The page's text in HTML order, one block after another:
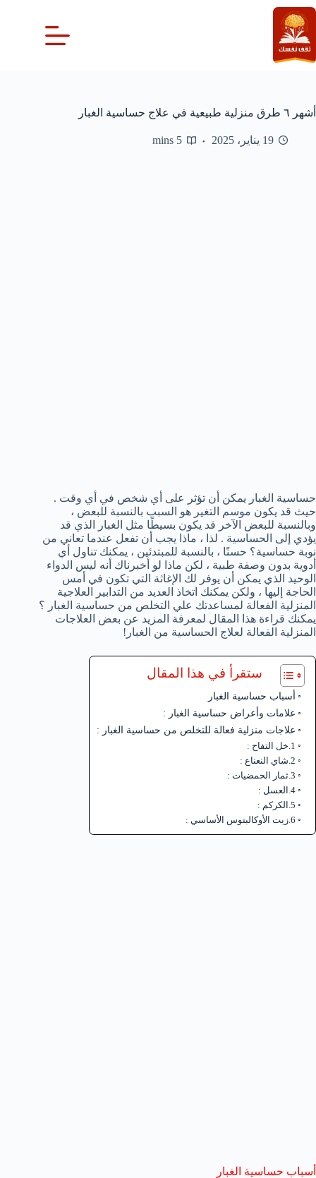
التجاوز
إلى
المحتوى
أشهر ٦ طرق منزلية طبيعية في علاج حساسية الغبار
19 يناير، 2025 5 mins
حساسية الغبار يمكن أن تؤثر على أي شخص في أي وقت .
حيث قد يكون موسم التغير هو السبب بالنسبة للبعض ،
وبالنسبة للبعض الآخر قد يكون بسيطًا مثل الغبار الذي قد
يؤدي إلى الحساسية . لذا ، ماذا يجب أن تفعل عندما تعاني من
نوبة حساسية؟ حسنًا ، بالنسبة للمبتدئين ، يمكنك تناول أي
أدوية بدون وصفة طبية ، لكن ماذا لو أخبرناك أنه ليس الدواء
الوحيد الذي يمكن أن يوفر لك الإغاثة التي تكون في أمس
الحاجة إليها ، ولكن يمكنك اتخاذ العديد من التدابير العلاجية
المنزلية الفعالة لمساعدتك علي التخلص من حساسية الغبار ؟
يمكنك قراءة هذا المقال لمعرفة المزيد عن بعض العلاجات
المنزلية الفعالة لعلاج الحساسية من الغبار!
ستقرأ في هذا المقال
أسباب حساسية الغبار
علامات وأعراض حساسية الغبار :
علاجات منزلية فعالة للتخلص من حساسية الغبار :
1.خل التفاح :
2.شاي النعناع :
3.ثمار الحمضيات :
4.العسل :
5.الكركم :
6.زيت الأوكالبتوس الأساسي :
أسباب حساسية الغبار